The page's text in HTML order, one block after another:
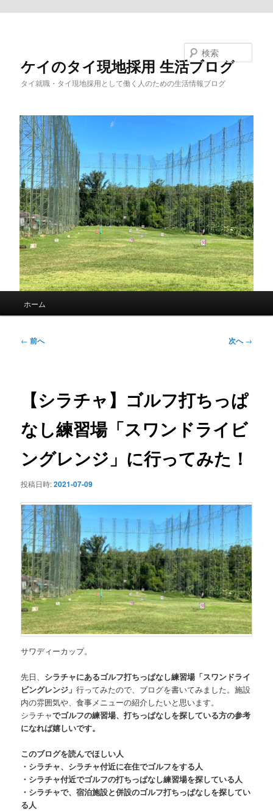
ケイのタイ現地採用 生活ブログ
タイ就職・タイ現地採用として働く人のための生活情報ブログ
ホーム
投
ョ
ン
← 前へ 次へ→
【シラチャ】ゴルフ打ちっぱ
なし練習場「スワンドライビ
ングレンジ」に行ってみた！
投稿日時:2021-07-09
サワディーカップ。
先日、 シラチャにあるゴルフ打ちっぱなし練習場「スワンドライ
ビングレンジ」行ってみたので、ブログを書いてみました。施設
内の雰囲気や、食事メニューの紹介したいと思います。
シラチャでゴルフの練習場、打ちっぱなしを探している方の参考
になれば嬉しいです。
このブログを読んでほしい人
・シラチャ、シラチャ付近に在住でゴルフをする人
・シラチャ付近でゴルフの打ちっぱなし練習場を探している人
・シラチャで、宿泊施設と併設のゴルフ打ちっぱなしを探してい
る人